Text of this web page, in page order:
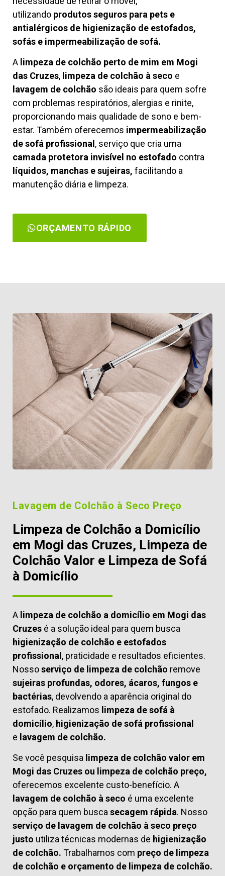
utilizando produtos seguros para pets e
antialérgicos de higienização de estofados,
sofás e impermeabilização de sofá.
A limpeza de colchão perto de mim em Mogi
das Cruzes, limpeza de colchão à seco e
lavagem de colchão são ideais para quem sofre
com problemas respiratórios, alergias e rinite,
proporcionando mais qualidade de sono e bem-
estar. Também oferecemos impermeabilização
de sofá profissional , serviço que cria uma
camada protetora invisível no estofado contra
líquidos, manchas e sujeiras, facilitando a
manutenção diária e limpeza.
ORÇAMENTO RÁPIDO
Lavagem de Colchão à Seco Preço
Limpeza de Colchão a Domicílio
em Mogi das Cruzes, Limpeza de
Colchão Valor e Limpeza de Sofá
à Domicílio
A limpeza de colchão a domicílio em Mogi das
Cruzes é a solução ideal para quem busca
higienização de colchão e estofados
profissional, praticidade e resultados eficientes.
Nossoserviço de limpeza de colchão remove
sujeiras profundas, odores, ácaros, fungos e
bactérias, devolvendo a aparência original do
estofado. Realizamos limpeza de sofá à
domicílio, higienização de sofá profissional
e lavagem de colchão.
Se você pesquisa limpeza de colchão valor em
Mogi das Cruzes ou limpeza de colchão preço,
oferecemos excelente custo-benefício. A
lavagem de colchão à seco é uma excelente
opção para quem busca secagem rápida. Nosso
serviço de lavagem de colchão à seco preço
justo utiliza técnicas modernas de higienização
de colchão. Trabalhamos com preço de limpeza
de colchão e orçamento de limpeza de colchão.